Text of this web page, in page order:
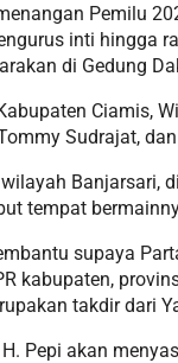
Pemilu
inti hingga
di Gedung
Ciamis,
Sudrajat,
Banjarsari,
tempat
supaya
kabupaten,
takdir dari
Pepi akan